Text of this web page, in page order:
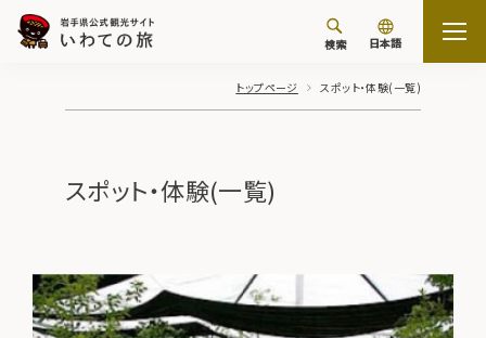
検索 日本語
トップページ スポット・体験(一覧)
スポット・体験(一覧)